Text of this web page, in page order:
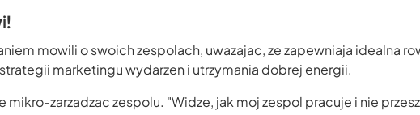
mowili o swoich zespolach, uwazajac, ze zapewniaja idealna
marketingu wydarzen i utrzymania dobrej energii.
mikro-zarzadzac zespolu. "Widze, jak moj zespol pracuje i nie